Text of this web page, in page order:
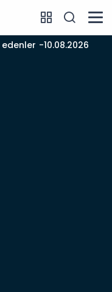
nöbetçi Eczane